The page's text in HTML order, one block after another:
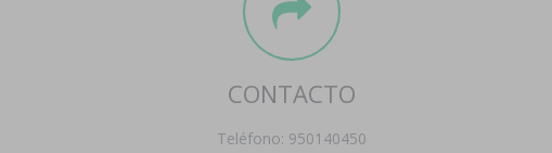
CONTACTO
Teléfono: 950140450